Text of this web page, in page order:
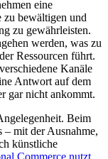
eine
zu bewältigen und
zu gewährleisten.
werden, was zu
Ressourcen führt.
Kanäle
Antwort auf dem
gar nicht ankommt.
Beim
– mit der Ausnahme,
künstliche